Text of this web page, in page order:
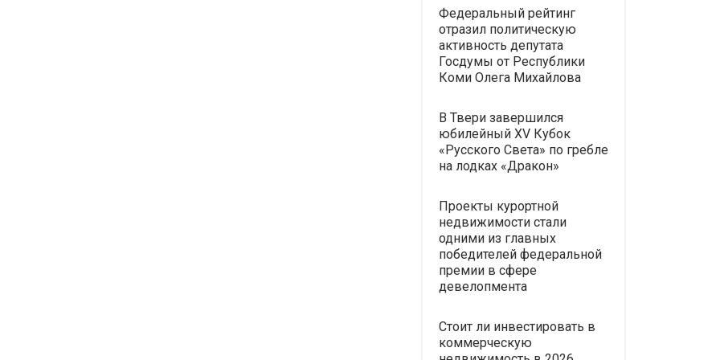
Федеральный рейтинг
отразил политическую
активность депутата
Госдумы от Республики
Коми Олега Михайлова
В Твери завершился
юбилейный XV Кубок
«Русского Света» по гребле
на лодках «Дракон»
Проекты курортной
недвижимости стали
одними из главных
победителей федеральной
премии в сфере
девелопмента
Стоит ли инвестировать в
коммерческую